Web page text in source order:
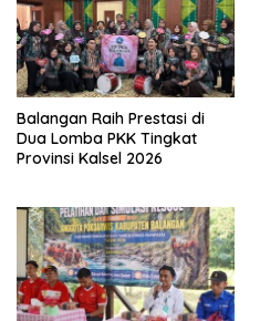
Balangan Raih Prestasi di
Dua Lomba PKK Tingkat
Provinsi Kalsel 2026